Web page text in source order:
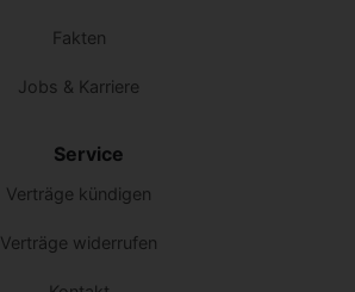
Fakten
Jobs & Karriere
Service
Verträge kündigen
Verträge widerrufen